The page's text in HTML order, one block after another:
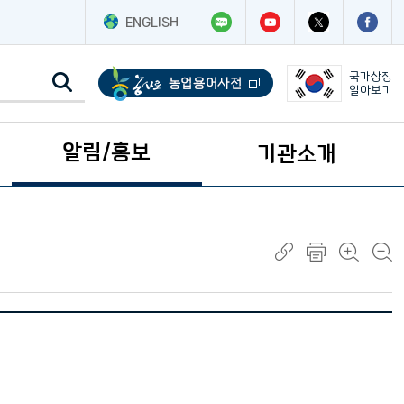
ENGLISH
국가상징
알아보기
알림/홍보 기관소개